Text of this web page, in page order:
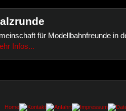
für Modellbahnfreunde in
Infos...
Home Kontakt Anfahrt Impressum